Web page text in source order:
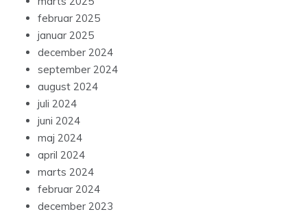
februar 2025
januar 2025
december 2024
september 2024
august 2024
juli 2024
juni 2024
maj 2024
april 2024
marts 2024
februar 2024
december 2023